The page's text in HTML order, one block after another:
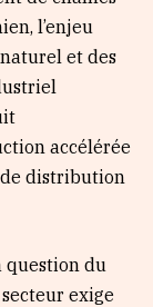
l’enjeu
et des
accélérée
distribution
question du
exige